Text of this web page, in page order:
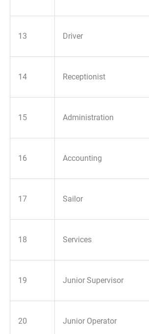
13 Driver
14 Receptionist
15 Administration
16 Accounting
17 Sailor
18 Services
19 Junior Supervisor
20 Junior Operator